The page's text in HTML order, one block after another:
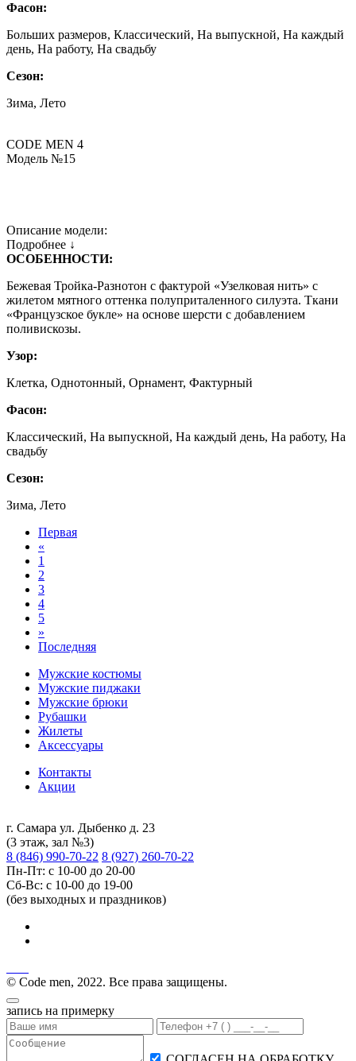
Фасон:
Больших размеров, Классический, На выпускной, На каждый
день, На работу, На свадьбу
Сезон:
Зима, Лето
CODE MEN 4
Модель №15
Описание модели:
Подробнее ↓
ОСОБЕННОСТИ:
Бежевая Тройка-Разнотон с фактурой «Узелковая нить» с
жилетом мятного оттенка полуприталенного силуэта. Ткани
«Французское букле» на основе шерсти с добавлением
поливискозы.
Узор:
Клетка, Однотонный, Орнамент, Фактурный
Фасон:
Классический, На выпускной, На каждый день, На работу, На
свадьбу
Сезон:
Зима, Лето
Первая
«
1
2
3
4
5
»
Последняя
Мужские костюмы
Мужские пиджаки
Мужские брюки
Рубашки
Жилеты
Аксессуары
Контакты
Акции
г. Самара ул. Дыбенко д. 23
(3 этаж, зал №3)
8 (846) 990-70-22 8 (927) 260-70-22
Пн-Пт: с 10-00 до 20-00
Сб-Вс: с 10-00 до 19-00
(без выходных и праздников)
© Code men, 2022. Все права защищены.
запись на примерку